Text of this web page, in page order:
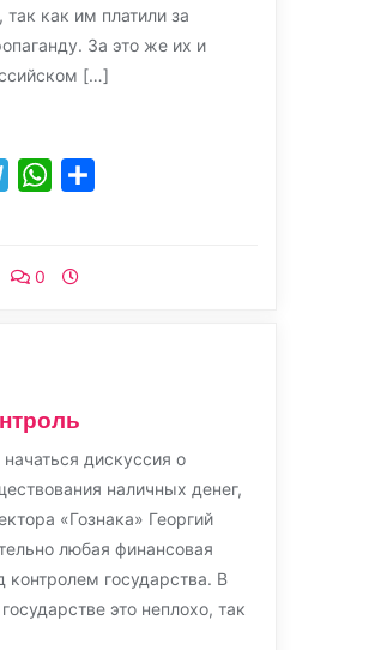
так как им платили за
За это же их и
[…]
TelegramWhatsApp
0
дискуссия о
наличных денег,
«Гознака» Георгий
любая финансовая
контролем государства. В
это неплохо, так